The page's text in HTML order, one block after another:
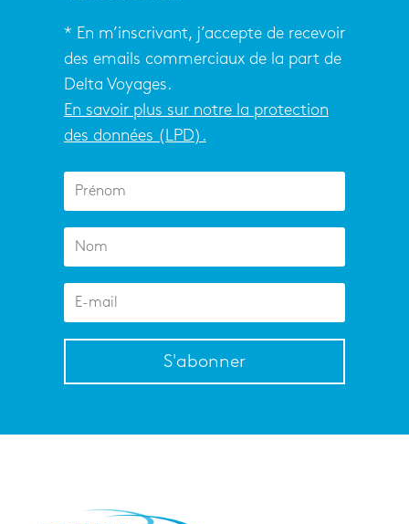
* En m’inscrivant, j’accepte de recevoir
des emails commerciaux de la part de
Delta Voyages.
En savoir plus sur notre la protection
des données (LPD).
S'abonner